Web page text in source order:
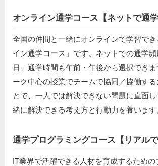
オンライン通学コース【ネットで通学
全国の仲間と一緒にオンラインで学習で
イン通学コース」です。ネットでの通学
日、通学時間も午前・午後から選択でき
ーク中心の授業でチームで協同／協働する
とで、一人では解決できない問題に直面
緒に解決できる考え方と行動力を養います
通学プログラミングコース【リアルで
IT業界で活躍できる人材を育成するため